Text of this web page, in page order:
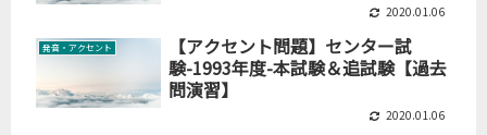
2020.01.06
発音・アクセント
【アクセント問題】センター試
験-1993年度-本試験＆追試験【過去
問演習】
2020.01.06